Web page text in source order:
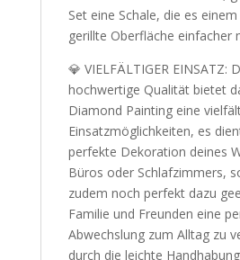
Set eine Schale, die es
gerillte Oberfläche einfacher
💎 VIELFÄLTIGER EINSATZ:
hochwertige Qualität bietet
Diamond Painting eine
Einsatzmöglichkeiten, es
perfekte Dekoration deines
Büros oder Schlafzimmers,
zudem noch perfekt dazu
Familie und Freunden eine
Abwechslung zum Alltag zu
durch die leichte